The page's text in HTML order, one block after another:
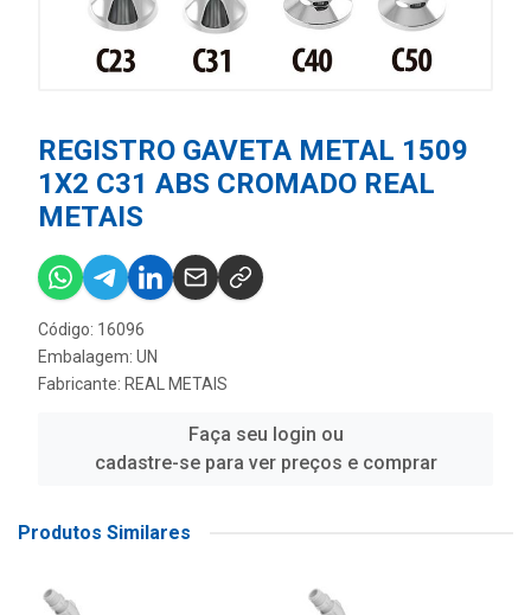
REGISTRO GAVETA METAL 1509
1X2 C31 ABS CROMADO REAL
METAIS
Código: 16096
Embalagem: UN
Fabricante: REAL METAIS
Faça seu login ou
cadastre-se para ver preços e comprar
Produtos Similares